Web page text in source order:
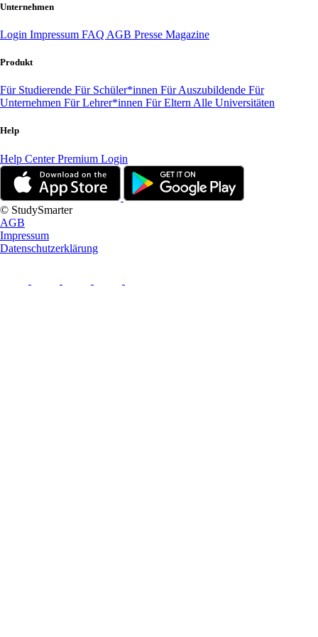
Unternehmen
Login Impressum FAQ AGB Presse Magazine
Produkt
Für Studierende Für Schüler*innen Für Auszubildende Für
Unternehmen Für Lehrer*innen Für Eltern Alle Universitäten
Help
Help CenterPremium Login
© StudySmarter
AGB
Impressum
Datenschutzerklärung